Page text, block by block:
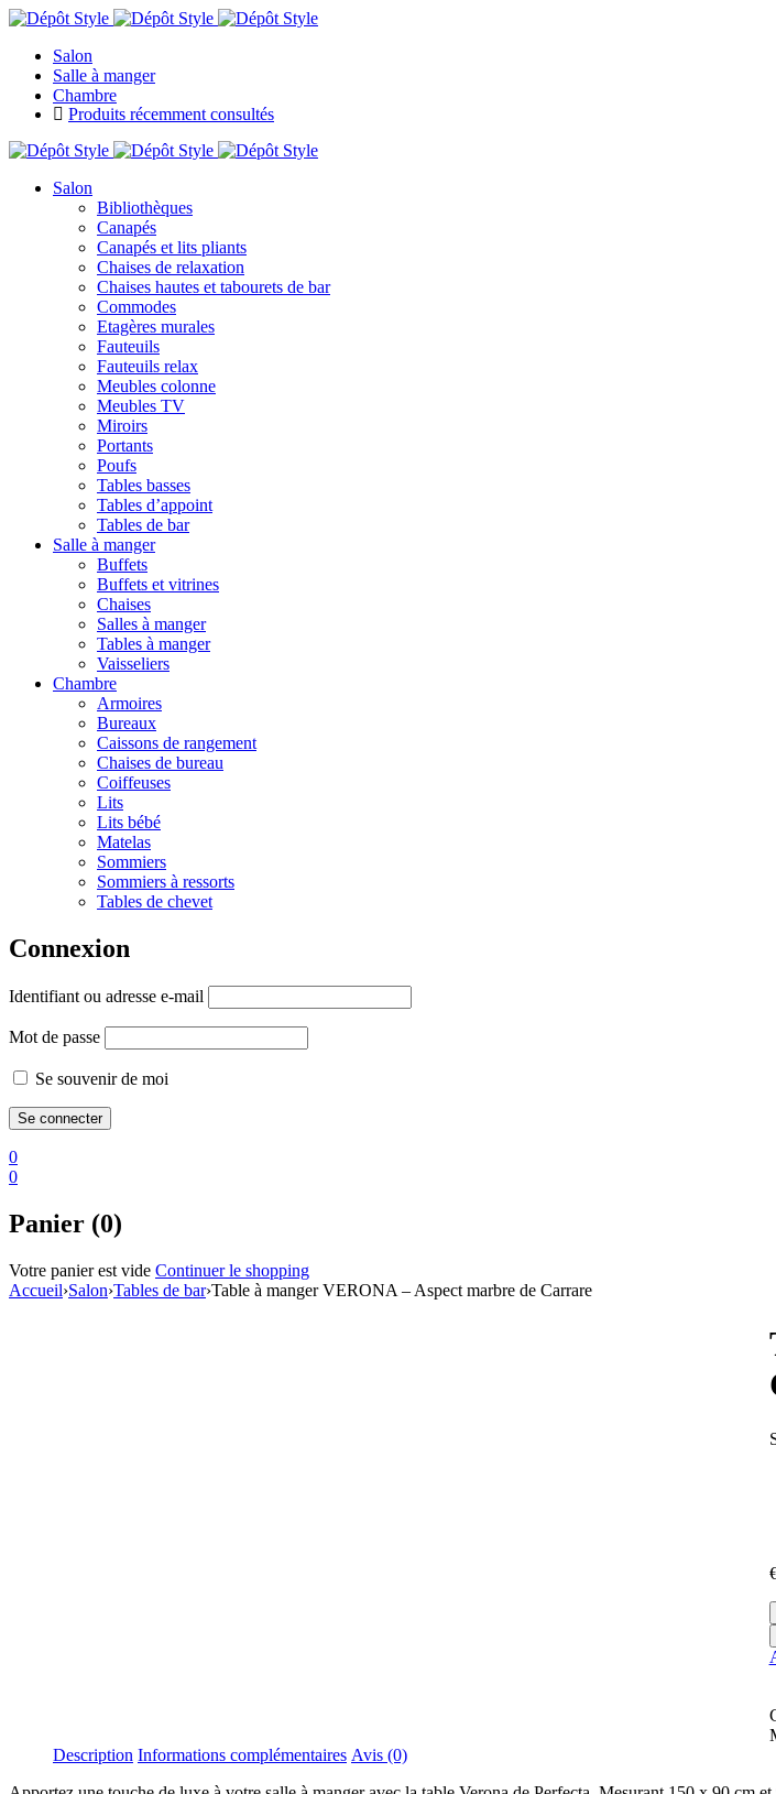
Salon
Salle à manger
Chambre
Produits récemment consultés
Salon
Bibliothèques
Canapés
Canapés et lits pliants
Chaises de relaxation
Chaises hautes et tabourets de bar
Commodes
Etagères murales
Fauteuils
Fauteuils relax
Meubles colonne
Meubles TV
Miroirs
Portants
Poufs
Tables basses
Tables d’appoint
Tables de bar
Salle à manger
Buffets
Buffets et vitrines
Chaises
Salles à manger
Tables à manger
Vaisseliers
Chambre
Armoires
Bureaux
Caissons de rangement
Chaises de bureau
Coiffeuses
Lits
Lits bébé
Matelas
Sommiers
Sommiers à ressorts
Tables de chevet
Connexion
Identifiant ou adresse e-mail
Mot de passe
Se souvenir de moi
0
0
Panier (0)
Votre panier est vide Continuer le shopping
Accueil›Salon›Tables de bar›Table à manger VERONA – Aspect marbre de Carrare
Description Informations complémentaires Avis (0)